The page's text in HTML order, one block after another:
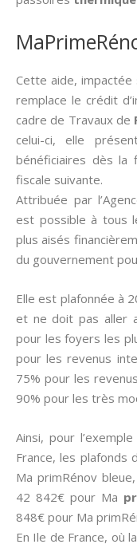
Cette aide,
remplace le crédit
cadre de Travaux de
celui-ci, elle
bénéficiaires dès la
fiscale suivante.
Attribuée par
est possible à tous
plus aisés
du gouvernement
Elle est plafonnée à
et ne doit pas aller
pour les foyers les
pour les revenus
75% pour les
90% pour les très
Ainsi, pour
France, les
Ma primRénov
42 842€ pour Ma
848€ pour Ma
En Ile de France, où